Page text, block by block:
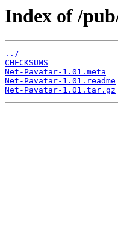
Index of /
../
CHECKSUMS
Net-Pavatar-1.01.meta
Net-Pavatar-1.01.readme
Net-Pavatar-1.01.tar.gz